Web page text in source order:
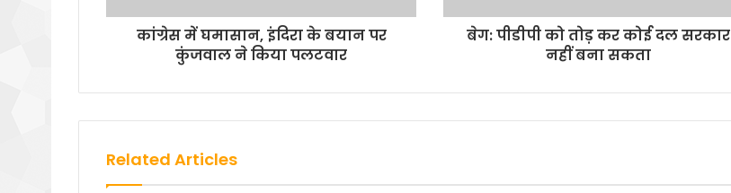
कांग्रेस में घमासान, इंदिरा के बयान पर
कुंजवाल ने किया पलटवार
बेग: पीडीपी को तोड़ कर कोई दल सरकार
नहीं बना सकता
Related Articles